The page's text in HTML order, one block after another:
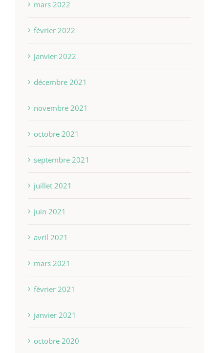
mars 2022
février 2022
janvier 2022
décembre 2021
novembre 2021
octobre 2021
septembre 2021
juillet 2021
juin 2021
avril 2021
mars 2021
février 2021
janvier 2021
octobre 2020